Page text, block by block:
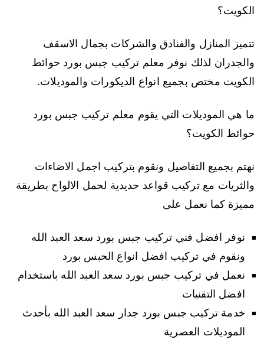
الكويت؟
تتميز المنازل والفنادق والشركات بجمال الاسقف
والجدران لذلك نوفر معلم تركيب جبس بورد حوائط
الكويت مختص بجميع انواع الديكورات والموديلات.
ما هي الموديلات التي يقوم معلم تركيب جبس بورد
حوائط الكويت؟
نهتم بجميع التفاصيل ونقوم بتركيب اجمل الاضاءات
والثريات مع تركيب قواعد حديدية لحمل الالواح بطريقة
مميزة كما نعمل على
نوفر افضل فني تركيب جبس بورد سعد العبد الله
ونقوم في تركيب افضل انواع الحبس بورد
نعمل في تركيب جبس بورد سعد العبد الله باستخدام
افضل التقنيات
خدمة تركيب جبس بورد جدار سعد العبد الله بأحدث
الموديلات العصرية